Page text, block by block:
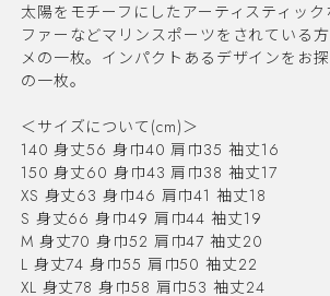
太陽をモチーフにしたアーティスティッ
ファーなどマリンスポーツをされている
メの一枚。インパクトあるデザインをお
の一枚。
＜サイズについて(cm)＞
140 身丈56 身巾40 肩巾35 袖丈16
150 身丈60 身巾43 肩巾38 袖丈17
XS 身丈63 身巾46 肩巾41 袖丈18
S 身丈66 身巾49 肩巾44 袖丈19
M 身丈70 身巾52 肩巾47 袖丈20
L 身丈74 身巾55 肩巾50 袖丈22
XL 身丈78 身巾58 肩巾53 袖丈24